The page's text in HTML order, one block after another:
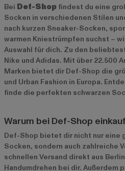
Bei Def-Shop findest du eine
Socken in verschiedenen Stilen
nach kurzen Sneaker-Socken,
warmen Kniestrümpfen suchst –
Auswahl für dich. Zu den
Nike und Adidas. Mit über 22.500
Marken bietet dir Def-Shop die
und Urban Fashion in Europa.
finde die perfekten schwarzen
Warum bei Def-Shop
Def-Shop bietet dir nicht nur eine
Socken, sondern auch zahlreiche
schnellen Versand direkt aus
Handumdrehen bei dir. Außerdem